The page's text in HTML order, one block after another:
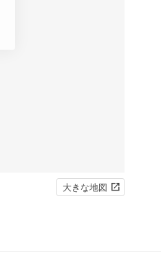
大きな地図